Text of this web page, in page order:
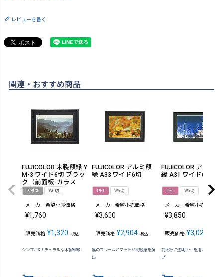
レビューを書く
関連・おすすめ商品
FUJICOLOR 木製額縁 Y
M-3 ワイド6切 ブラッ
ク（前面板-ガラス
板）
ガラス W6切
メーカー希望小売価格
¥1,760
販売価格 ¥1,320 税込
シンプル&ナチュラルな木製額縁
FUJICOLOR アルミ額
縁 A33 ワイド6切
PET W6切
メーカー希望小売価格
¥3,630
販売価格 ¥2,904 税込
黒のフレームとマットが高級感を演
出
FUJICOLOR アルミ額
縁 A31 ワイド6切
PET W6切
メーカー希望小売価格
¥3,850
販売価格 ¥3,025
前面板に透明PETを用いた軽量タ
プ